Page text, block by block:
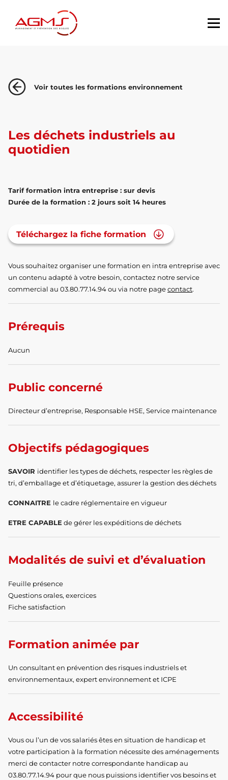
Voir toutes les formations environnement
Les déchets industriels au
quotidien
Tarif formation intra entreprise : sur devis
Durée de la formation : 2 jours soit 14 heures
Téléchargez la fiche formation
Vous souhaitez organiser une formation en intra entreprise avec
un contenu adapté à votre besoin, contactez notre service
commercial au 03.80.77.14.94 ou via notre pagecontact.
Prérequis
Aucun
Public concerné
Directeur d’entreprise, Responsable HSE, Service maintenance
Objectifs pédagogiques
SAVOIR identifier les types de déchets, respecter les règles de
tri, d’emballage et d’étiquetage, assurer la gestion des déchets
CONNAITRE le cadre réglementaire en vigueur
ETRE CAPABLEde gérer les expéditions de déchets
Modalités de suivi et d’évaluation
Feuille présence
Questions orales, exercices
Fiche satisfaction
Formation animée par
Un consultant en prévention des risques industriels et
environnementaux, expert environnement et ICPE
Accessibilité
Vous ou l’un de vos salariés êtes en situation de handicap et
votre participation à la formation nécessite des aménagements
merci de contacter notre correspondante handicap au
03.80.77.14.94 pour que nous puissions identifier vos besoins et